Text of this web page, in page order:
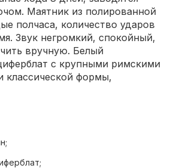
Маятник из полированной
полчаса, количество ударов
Звук негромкий, спокойный,
вручную. Белый
с крупными римскими
классической формы,